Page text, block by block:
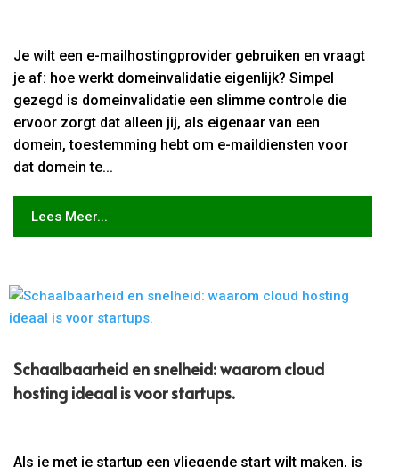
Je wilt een e-mailhostingprovider gebruiken en vraagt
je af: hoe werkt domeinvalidatie eigenlijk? Simpel
gezegd is domeinvalidatie een slimme controle die
ervoor zorgt dat alleen jij, als eigenaar van een
domein, toestemming hebt om e-maildiensten voor
dat domein te...
Lees Meer...
Schaalbaarheid en snelheid: waarom cloud
hosting ideaal is voor startups.​
Als je met je startup een vliegende start wilt maken, is